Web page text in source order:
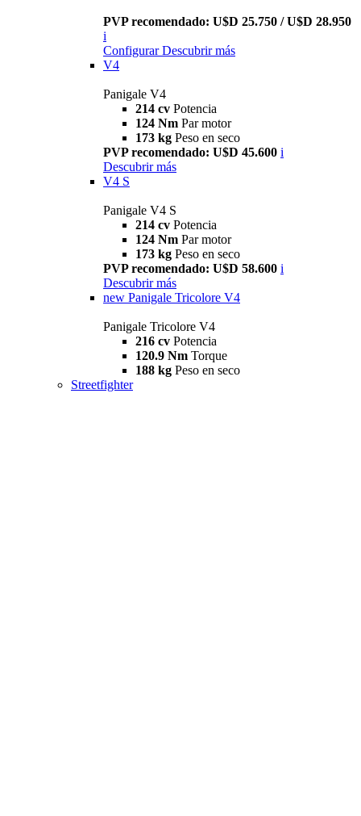
PVP recomendado: U$D 25.750 / U$D 28.950
i
Configurar Descubrir más
V4
Panigale V4
214 cv Potencia
124 Nm Par motor
173 kg Peso en seco
PVP recomendado: U$D 45.600 i
Descubrir más
V4 S
Panigale V4 S
214 cv Potencia
124 Nm Par motor
173 kg Peso en seco
PVP recomendado: U$D 58.600 i
Descubrir más
new Panigale Tricolore V4
Panigale Tricolore V4
216 cv Potencia
120.9 Nm Torque
188 kg Peso en seco
Streetfighter